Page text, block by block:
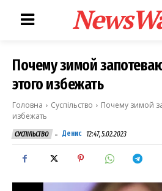
Почему зимой
этого избежать
Головна Суспільство
Почему зимой
избежать
СУСПІЛЬСТВО - Денис 12:47, 5.02.2023